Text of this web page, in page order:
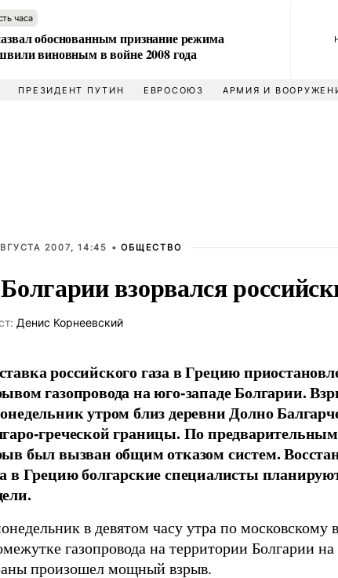
часа
обоснованным признание режима
виновным в войне 2008 года
ПРЕЗИДЕНТ ПУТИН ЕВРОСОЮЗ АРМИЯ И
2007, 14:45 •ОБЩЕСТВО
взорвался
Денис Корнеевский
российского газа в Грецию
газопровода на юго-западе Болгарии.
утром близ деревни Долно
греческой границы. По
был вызван общим отказом систем.
в Грецию болгарские специалисты
в девятом часу утра по московскому
газопровода на территории Болгарии
произошел мощный взрыв.